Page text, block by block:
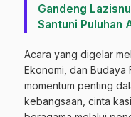
Gandeng
Santuni Puluhan
Acara yang digelar
Ekonomi, dan Budaya
momentum penting
kebangsaan, cinta